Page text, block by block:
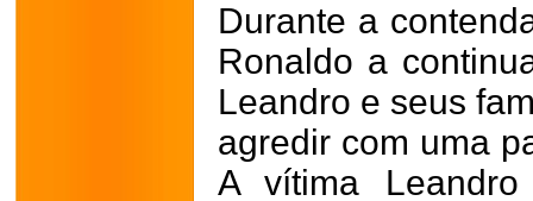
Durante a
Ronaldo a
Leandro e seus
agredir com uma
A vítima